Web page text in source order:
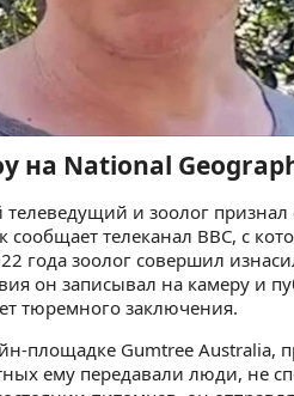
на National
и зоолог
телеканал BBC, с
года зоолог совершил
он записывал на камеру и
тюремного заключения.
площадке Gumtree Australia,
ему передавали люди, не